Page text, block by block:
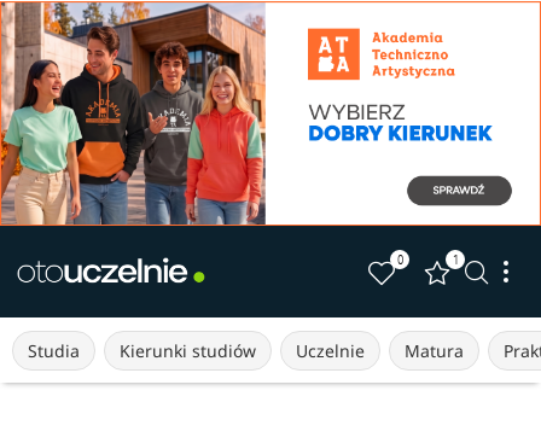
0 1
Studia Kierunki studiów Uczelnie Matura